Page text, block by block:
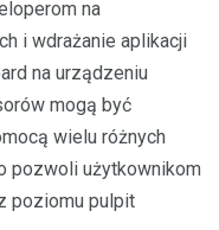
na
i wdrażanie aplikacji
na urządzeniu
mogą być
wielu różnych
pozwoli użytkownikom
poziomu pulpit